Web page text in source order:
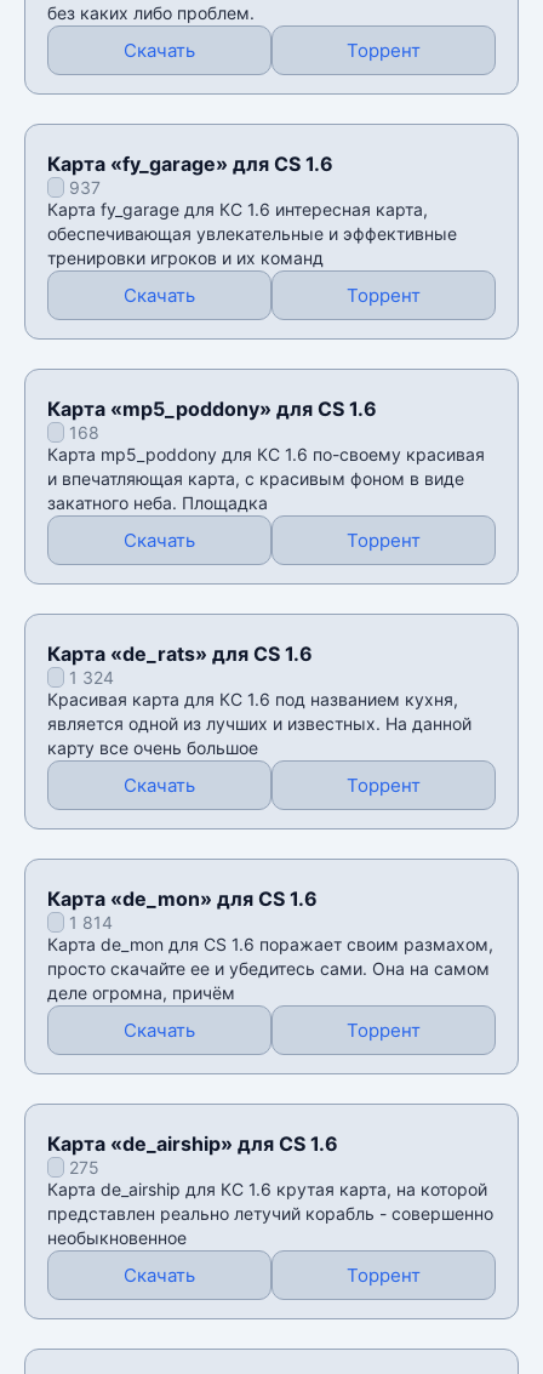
без каких либо проблем.
Скачать Торрент
Карта «fy_garage» для CS 1.6
937
Карта fy_garage для КС 1.6 интересная карта,
обеспечивающая увлекательные и эффективные
тренировки игроков и их команд
Скачать Торрент
Карта «mp5_poddony» для CS 1.6
168
Карта mp5_poddony для КС 1.6 по-своему красивая
и впечатляющая карта, с красивым фоном в виде
закатного неба. Площадка
Скачать Торрент
Карта «de_rats» для CS 1.6
1 324
Красивая карта для КС 1.6 под названием кухня,
является одной из лучших и известных. На данной
карту все очень большое
Скачать Торрент
Карта «de_mon» для CS 1.6
1 814
Карта de_mon для CS 1.6 поражает своим размахом,
просто скачайте ее и убедитесь сами. Она на самом
деле огромна, причём
Скачать Торрент
Карта «de_airship» для CS 1.6
275
Карта de_airship для КС 1.6 крутая карта, на которой
представлен реально летучий корабль - совершенно
необыкновенное
Скачать Торрент